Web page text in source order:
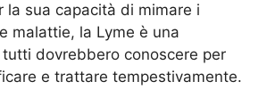
la sua capacità di mimare i
malattie, la Lyme è una
dovrebbero conoscere per
e trattare tempestivamente.